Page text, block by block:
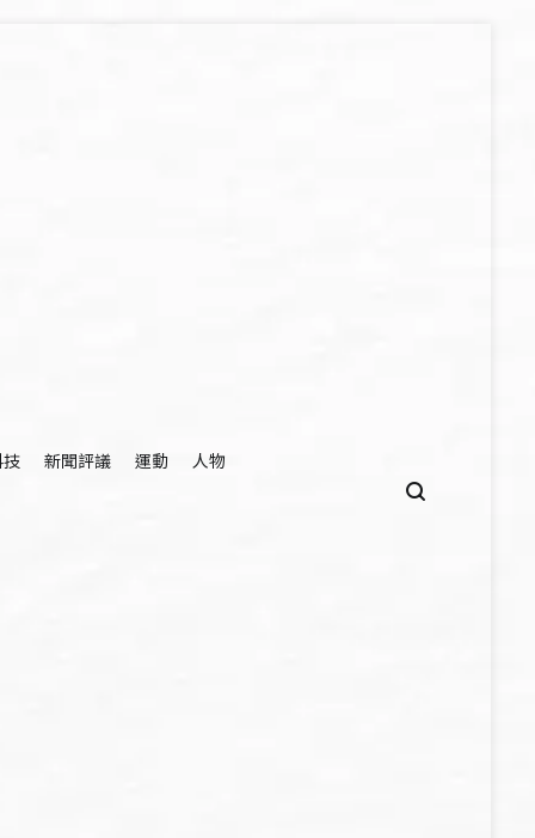
新聞評議 運動 人物